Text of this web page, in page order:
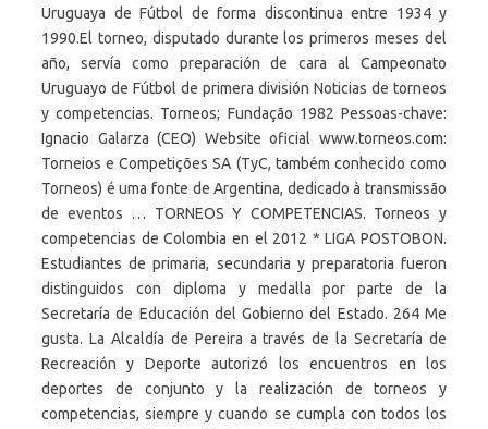
Uruguaya de Fútbol de forma discontinua entre 1934 y
1990.El torneo, disputado durante los primeros meses del
año, servía como preparación de cara al Campeonato
Uruguayo de Fútbol de primera división Noticias de torneos
y competencias. Torneos; Fundação 1982 Pessoas-chave:
Ignacio Galarza (CEO) Website oficial www.torneos.com:
Torneios e Competições SA (TyC, também conhecido como
Torneos) é uma fonte de Argentina, dedicado à transmissão
de eventos … TORNEOS Y COMPETENCIAS. Torneos y
competencias de Colombia en el 2012 * LIGA POSTOBON.
Estudiantes de primaria, secundaria y preparatoria fueron
distinguidos con diploma y medalla por parte de la
Secretaría de Educación del Gobierno del Estado. 264 Me
gusta. La Alcaldía de Pereira a través de la Secretaría de
Recreación y Deporte autorizó los encuentros en los
deportes de conjunto y la realización de torneos y
competencias, siempre y cuando se cumpla con todos los